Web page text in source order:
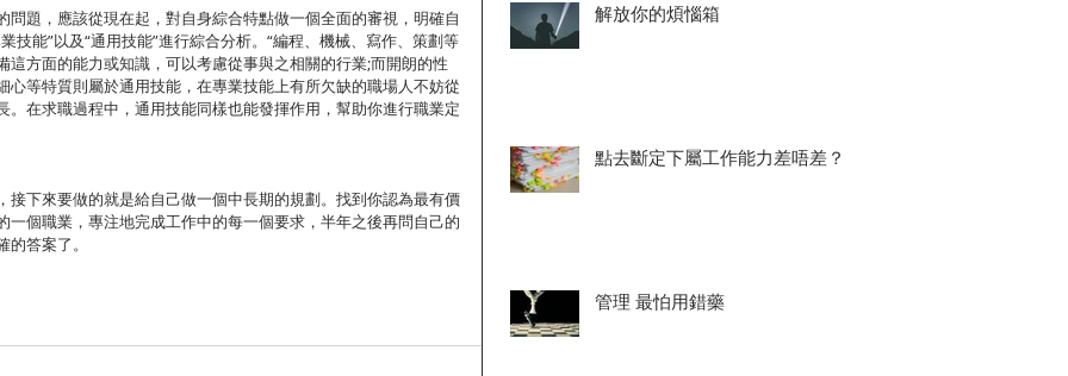
問題，應該從現在起，對自身綜合特點做一個全面的審視，明確自
技能”以及“通用技能”進行綜合分析。“編程、機械、寫作、策劃等
這方面的能力或知識，可以考慮從事與之相關的行業;而開朗的性
心等特質則屬於通用技能，在專業技能上有所欠缺的職場人不妨從
。在求職過程中，通用技能同樣也能發揮作用，幫助你進行職業定
接下來要做的就是給自己做一個中長期的規劃。找到你認為最有價
一個職業，專注地完成工作中的每一個要求，半年之後再問自己的
答案了。
解放你的煩惱箱
點去斷定下屬工作能力差唔差？
管理 最怕用錯藥